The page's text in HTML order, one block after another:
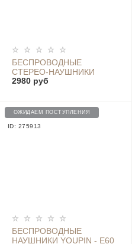
БЕСПРОВОДНЫЕ
СТЕРЕО-НАУШНИКИ
XIAOMI (MI) BLUETOOTH
2980 руб
ОЖИДАЕМ ПОСТУПЛЕНИЯ
ID: 275913
БЕСПРОВОДНЫЕ
НАУШНИКИ YOUPIN - E60